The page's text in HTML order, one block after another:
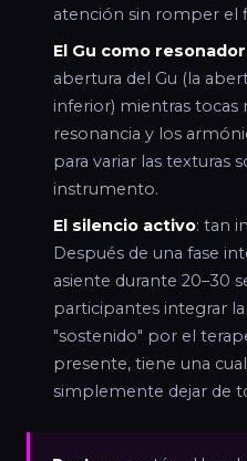
atención sin romper el
El Gu como resonador
abertura del Gu (la
inferior) mientras
resonancia y los
para variar las texturas
instrumento.
El silencio activo: tan
Después de una fase
asiente durante 20–30
participantes integrar
"sostenido" por el
presente, tiene una
simplemente dejar de